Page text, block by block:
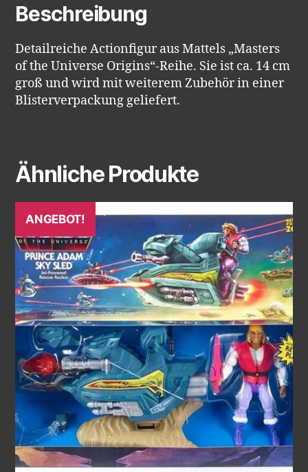
Beschreibung
Detailreiche Actionfigur aus Mattels „Masters
of the Universe Origins“-Reihe. Sie ist ca. 14 cm
groß und wird mit weiterem Zubehör in einer
Blisterverpackung geliefert.
Ähnliche Produkte
ANGEBOT!